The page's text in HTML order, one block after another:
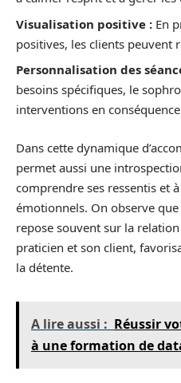
Visualisation positive : En
positives, les clients peuvent
Personnalisation des
besoins spécifiques, le
interventions en
Dans cette dynamique
permet aussi une
comprendre ses ressentis et
émotionnels. On observe
repose souvent sur la
praticien et son client,
la détente.
A lire aussi : Réussir
à une formation de